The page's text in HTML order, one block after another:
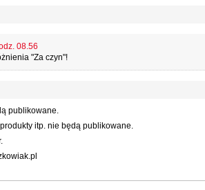
08.56
"Za czyn"!
publikowane.
itp. nie będą publikowane.